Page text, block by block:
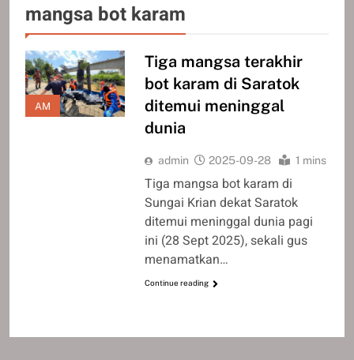
mangsa bot karam
AM
Tiga mangsa terakhir
bot karam di Saratok
ditemui meninggal
dunia
admin 2025-09-28 1 mins
Tiga mangsa bot karam di
Sungai Krian dekat Saratok
ditemui meninggal dunia pagi
ini (28 Sept 2025), sekali gus
menamatkan…
Continue reading